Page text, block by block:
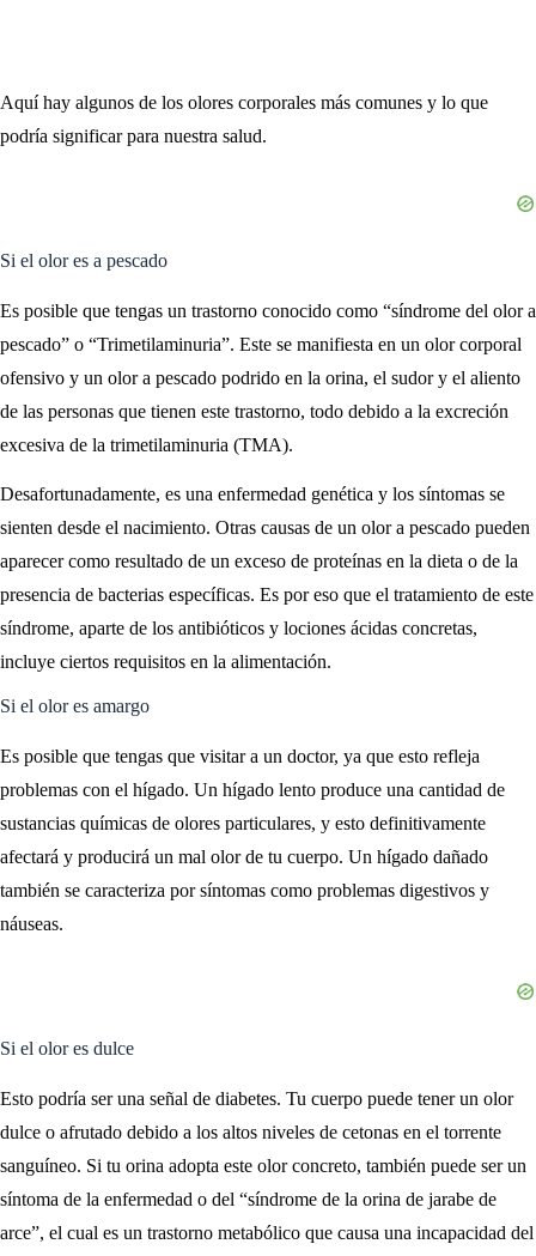
Aquí hay algunos de los olores corporales más comunes y lo que
podría significar para nuestra salud.
Si el olor es a pescado
Es posible que tengas un trastorno conocido como “síndrome del olor a
pescado” o “Trimetilaminuria”. Este se manifiesta en un olor corporal
ofensivo y un olor a pescado podrido en la orina, el sudor y el aliento
de las personas que tienen este trastorno, todo debido a la excreción
excesiva de la trimetilaminuria (TMA).
Desafortunadamente, es una enfermedad genética y los síntomas se
sienten desde el nacimiento. Otras causas de un olor a pescado pueden
aparecer como resultado de un exceso de proteínas en la dieta o de la
presencia de bacterias específicas. Es por eso que el tratamiento de este
síndrome, aparte de los antibióticos y lociones ácidas concretas,
incluye ciertos requisitos en la alimentación.
Si el olor es amargo
Es posible que tengas que visitar a un doctor, ya que esto refleja
problemas con el hígado. Un hígado lento produce una cantidad de
sustancias químicas de olores particulares, y esto definitivamente
afectará y producirá un mal olor de tu cuerpo. Un hígado dañado
también se caracteriza por síntomas como problemas digestivos y
náuseas.
Si el olor es dulce
Esto podría ser una señal de diabetes. Tu cuerpo puede tener un olor
dulce o afrutado debido a los altos niveles de cetonas en el torrente
sanguíneo. Si tu orina adopta este olor concreto, también puede ser un
síntoma de la enfermedad o del “síndrome de la orina de jarabe de
arce”, el cual es un trastorno metabólico que causa una incapacidad del